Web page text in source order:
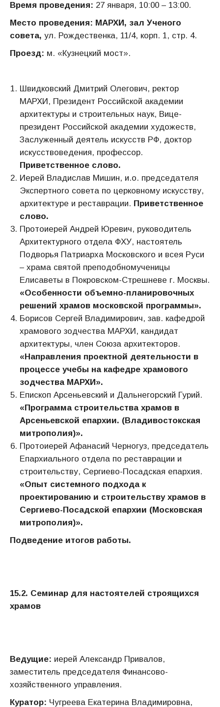
Время проведения: 27 января, 10:00 – 13:00.
Место проведения: МАРХИ, зал Ученого
совета, ул. Рождественка, 11/4, корп. 1, стр. 4.
Проезд: м. «Кузнецкий мост».
Швидковский Дмитрий Олегович, ректор
МАРХИ, Президент Российской академии
архитектуры и строительных наук, Вице-
президент Российской академии художеств,
Заслуженный деятель искусств РФ, доктор
искусствоведения, профессор.
Приветственное слово.
Иерей Владислав Мишин, и.о. председателя
Экспертного совета по церковному искусству,
архитектуре и реставрации. Приветственное
слово.
Протоиерей Андрей Юревич, руководитель
Архитектурного отдела ФХУ, настоятель
Подворья Патриарха Московского и всея Руси
– храма святой преподобномученицы
Елисаветы в Покровском-Стрешневе г. Москвы.
«Особенности объемно-планировочных
решений храмов московской программы».
Борисов Сергей Владимирович, зав. кафедрой
храмового зодчества МАРХИ, кандидат
архитектуры, член Союза архитекторов.
«Направления проектной деятельности в
процессе учебы на кафедре храмового
зодчества МАРХИ».
Епископ Арсеньевский и Дальнегорский Гурий.
«Программа строительства храмов в
Арсеньевской епархии. (Владивостокская
митрополия)».
Протоиерей Афанасий Черногуз, председатель
Епархиального отдела по реставрации и
строительству, Сергиево-Посадская епархия.
«Опыт системного подхода к
проектированию и строительству храмов в
Сергиево-Посадской епархии (Московская
митрополия)».
Подведение итогов работы.
15.2. Семинар для настоятелей строящихся
храмов
Ведущие: иерей Александр Привалов,
заместитель председателя Финансово-
хозяйственного управления.
Куратор: Чугреева Екатерина Владимировна,